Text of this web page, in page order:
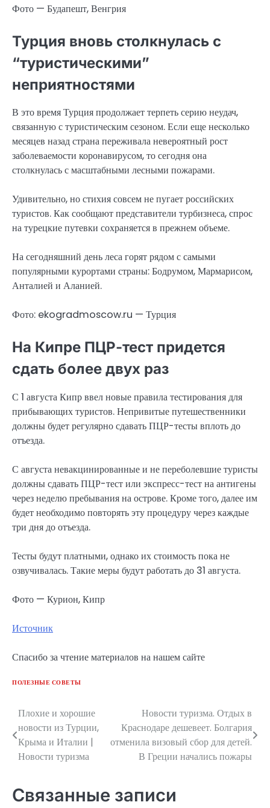
Фото — Будапешт, Венгрия
Турция вновь столкнулась с
“туристическими”
неприятностями
В это время Турция продолжает терпеть серию неудач,
связанную с туристическим сезоном. Если еще несколько
месяцев назад страна переживала невероятный рост
заболеваемости коронавирусом, то сегодня она
столкнулась с масштабными лесными пожарами.
Удивительно, но стихия совсем не пугает российских
туристов. Как сообщают представители турбизнеса, спрос
на турецкие путевки сохраняется в прежнем объеме.
На сегодняшний день леса горят рядом с самыми
популярными курортами страны: Бодрумом, Мармарисом,
Анталией и Аланией.
Фото: ekogradmoscow.ru — Турция
На Кипре ПЦР-тест придется
сдать более двух раз
С 1 августа Кипр ввел новые правила тестирования для
прибывающих туристов. Непривитые путешественники
должны будет регулярно сдавать ПЦР-тесты вплоть до
отъезда.
С августа невакцинированные и не переболевшие туристы
должны сдавать ПЦР-тест или экспресс-тест на антигены
через неделю пребывания на острове. Кроме того, далее им
будет необходимо повторять эту процедуру через каждые
три дня до отъезда.
Тесты будут платными, однако их стоимость пока не
озвучивалась. Такие меры будут работать до 31 августа.
Фото — Курион, Кипр
Источник
Спасибо за чтение материалов на нашем сайте
ПОЛЕЗНЫЕ СОВЕТЫ
Навигация
по
записям
Плохие и хорошие
новости из Турции,
Крыма и Италии |
Новости туризма
Новости туризма. Отдых в
Краснодаре дешевеет. Болгария
отменила визовый сбор для детей.
В Греции начались пожары
Связанные записи